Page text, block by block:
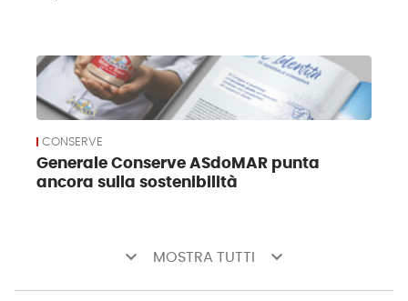
CONSERVE
Generale Conserve ASdoMAR punta
ancora sulla sostenibilità
keyboard_arrow_down MOSTRA TUTTI keyboard_arrow_down